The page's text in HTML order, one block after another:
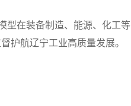
在装备制造、能源、化工等
护航辽宁工业高质量发展。